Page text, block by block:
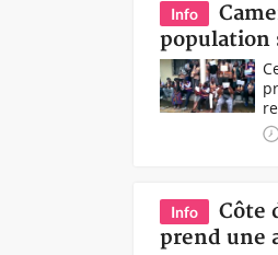
Info
population
Info
Côte
prend une